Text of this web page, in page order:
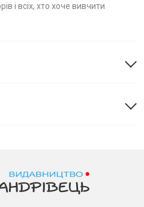
і всіх, хто хоче вивчити